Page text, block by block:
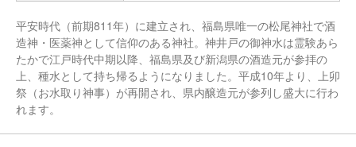
平安時代（前期811年）に建立され、福島県唯一の松尾神社で酒
造神・医薬神として信仰のある神社。神井戸の御神水は霊験あら
たかで江戸時代中期以降、福島県及び新潟県の酒造元が参拝の
上、種水として持ち帰るようになりました。平成10年より、上卯
祭（お水取り神事）が再開され、県内醸造元が参列し盛大に行わ
れます。